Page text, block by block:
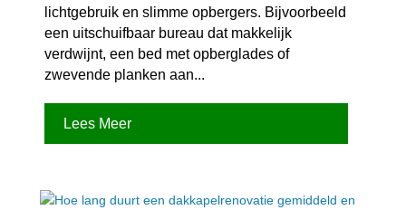
lichtgebruik en slimme opbergers.​ Bijvoorbeeld
een uitschuifbaar bureau dat makkelijk
verdwijnt, een bed met opberglades of
zwevende planken aan...
Lees Meer